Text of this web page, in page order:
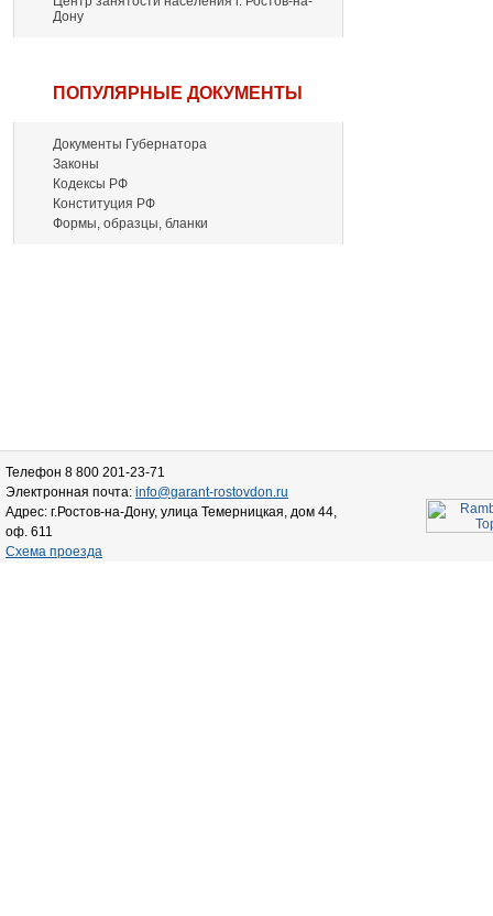
Дону
ПОПУЛЯРНЫЕ ДОКУМЕНТЫ
Документы Губернатора
Законы
Кодексы РФ
Конституция РФ
Формы, образцы, бланки
Телефон 8 800 201-23-71
Электронная почта: info@garant-rostovdon.ru
Адрес: г.Ростов-на-Дону, улица Темерницкая, дом 44,
оф. 611
Схема проезда